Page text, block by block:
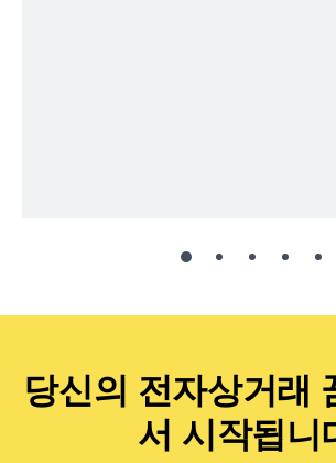
당신의 전자상거래
서 시작됩니